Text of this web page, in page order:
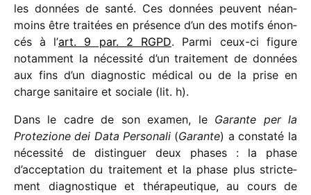
les données de santé. Ces données peuvent néan­
moins être trai­tées en présence d’un des motifs énon­
cés à l’art. 9 par. 2 RGPD. Parmi ceux-ci figure
notam­ment la néces­sité d’un trai­te­ment de données
aux fins d’un diag­nos­tic médi­cal ou de la prise en
charge sani­taire et sociale (lit. h).
Dans le cadre de son examen, le Garante per la
Protezione dei Data Personali (Garante) a constaté la
néces­sité de distin­guer deux phases : la phase
d’acceptation du trai­te­ment et la phase plus stric­te­
ment diag­nos­tique et théra­peu­tique, au cours de